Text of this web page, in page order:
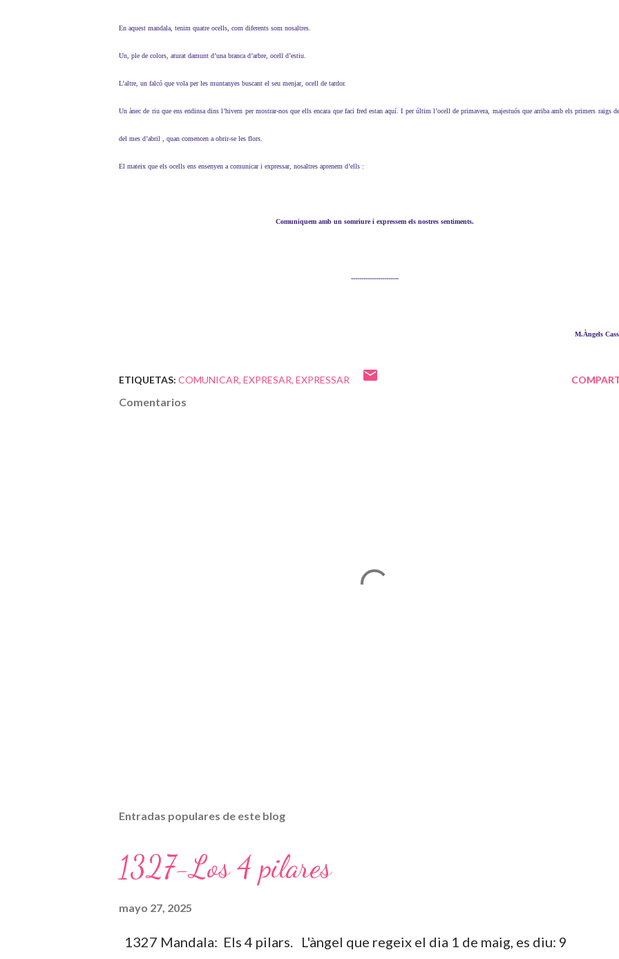
En aquest mandala, tenim quatre ocells, com diferents som nosaltres.
Un, ple de colors, aturat damunt d’una branca d’arbre, ocell d’estiu.
L’altre, un falcó que vola per les muntanyes buscant el seu menjar, ocell de tardor.
Un ànec de riu que ens endinsa dins l’hivern per mostrar-nos que ells encara que faci fred estan aquí. I per últim l’ocell de primavera, majestuós que arriba amb els primers raigs
del mes d’abril , quan comencen a obrir-se les flors.
El mateix que els ocells ens ensenyen a comunicar i expressar, nosaltres aprenem d’ells :
Comuniquem amb un somriure i expressem els nostres sentiments.
-----------------------
M.Àngels
ETIQUETAS: COMUNICAR EXPRESAR EXPRESSAR
Comentarios
Entradas populares de este blog
1327-Los 4 pilares
mayo 27, 2025
1327 Mandala: Els 4 pilars. L'àngel que regeix el dia 1 de maig, es diu: 9